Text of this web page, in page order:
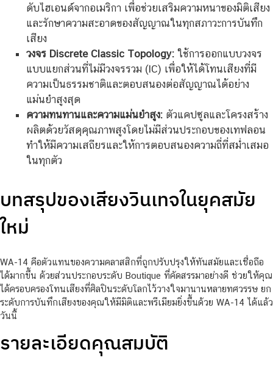
ดับไฮเอนด์จากอเมริกา เพื่อช่วยเสริมความหนาของมิติเสียง
และรักษาความสะอาดของสัญญาณในทุกสภาวะการบันทึก
เสียง
วงจร Discrete Classic Topology:ใช้การออกแบบวงจร
แบบแยกส่วนที่ไม่มีวงจรรวม (IC) เพื่อให้ได้โทนเสียงที่มี
ความเป็นธรรมชาติและตอบสนองต่อสัญญาณได้อย่าง
แม่นยำสูงสุด
ความทนทานและความแม่นยำสูง:ตัวแคปซูลและโครงสร้าง
ผลิตด้วยวัสดุคุณภาพสูงโดยไม่มีส่วนประกอบของเทฟลอน
ทำให้มีความเสถียรและให้การตอบสนองความถี่ที่สม่ำเสมอ
ในทุกตัว
บทสรุปของเสียงวินเทจในยุคสมัย
ใหม่
WA-14 คือตัวแทนของความคลาสสิกที่ถูกปรับปรุงให้ทันสมัยและเชื่อถือ
ได้มากขึ้น ด้วยส่วนประกอบระดับ Boutique ที่คัดสรรมาอย่างดี ช่วยให้คุณ
ได้ครอบครองโทนเสียงที่ศิลปินระดับโลกไว้วางใจมานานหลายทศวรรษ ยก
ระดับการบันทึกเสียงของคุณให้มีมิติและพรีเมียมยิ่งขึ้นด้วย WA-14 ได้แล้ว
วันนี้
รายละเอียดคุณสมบัติ